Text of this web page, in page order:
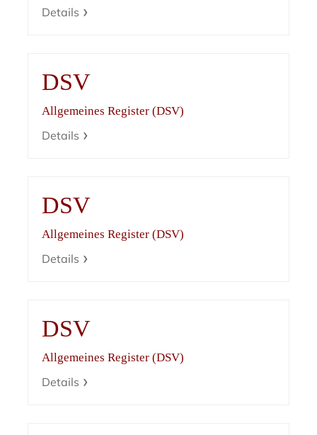
Details
DSV
Allgemeines Register (DSV)
Details
DSV
Allgemeines Register (DSV)
Details
DSV
Allgemeines Register (DSV)
Details